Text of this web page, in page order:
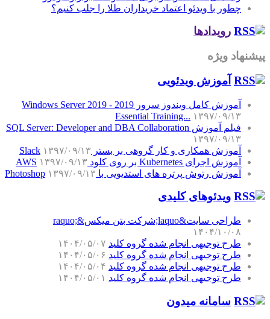
چطور با ویدئو اعتماد خریداران طلا را جلب کنیم؟
رویدادها
پیشنهاد ویژه
آموزش‌ ویدئویی
آموزش کامل ویندوز سرور 2019 - Windows Server 2019
Essential Training... ۱۳۹۷/۰۹/۱۳
فیلم آموزش SQL Server: Developer and DBA Collaboration
۱۳۹۷/۰۹/۱۳
آموزش همکاری و کار گروهی بر بستر Slack ۱۳۹۷/۰۹/۱۳
آموزش اجرای Kubernetes بر روی کلود AWS
۱۳۹۷/۰۹/۱۳
آموزش رتوش پرتره های استدیویی با Photoshop ۱۳۹۷/۰۹/۱۳
ویدئوهای کلیدی
طراحی سایت&laquo;شرکت بتن میکس&raquo;
۱۴۰۴/۱۰/۰۸
طرح توجیهی انجام شده گروه کلید ۱۴۰۴/۰۵/۰۷
طرح توجیهی انجام شده گروه کلید ۱۴۰۴/۰۵/۰۶
طرح توجیهی انجام شده گروه کلید ۱۴۰۴/۰۵/۰۴
طرح توجیهی انجام شده گروه کلید ۱۴۰۴/۰۵/۰۱
سامانه میدون